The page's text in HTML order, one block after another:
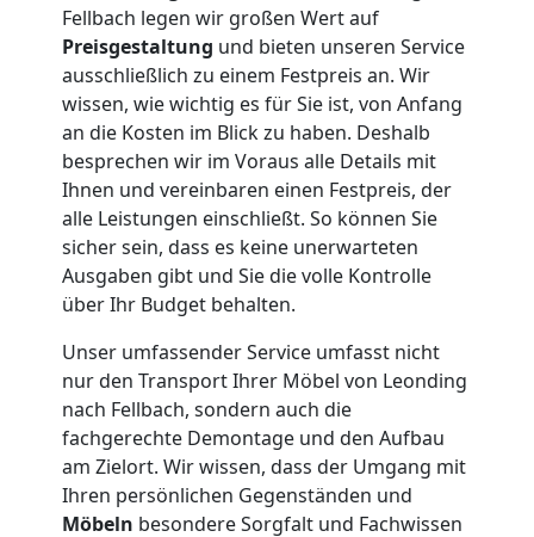
Fellbach legen wir großen Wert auf
Preisgestaltung und bieten unseren Service
ausschließlich zu einem Festpreis an. Wir
wissen, wie wichtig es für Sie ist, von Anfang
an die Kosten im Blick zu haben. Deshalb
besprechen wir im Voraus alle Details mit
Ihnen und vereinbaren einen Festpreis, der
alle Leistungen einschließt. So können Sie
sicher sein, dass es keine unerwarteten
Ausgaben gibt und Sie die volle Kontrolle
über Ihr Budget behalten.
Unser umfassender Service umfasst nicht
nur den Transport Ihrer Möbel von Leonding
nach Fellbach, sondern auch die
fachgerechte Demontage und den Aufbau
am Zielort. Wir wissen, dass der Umgang mit
Ihren persönlichen Gegenständen und
Möbeln besondere Sorgfalt und Fachwissen
Leonding
Kleiner
Umzug
Leonding
Küchenumzug
Leonding
Umzug